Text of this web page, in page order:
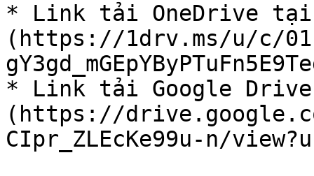
* Link tải OneDrive
(https://1drv.ms/u/c/
* Link tải Google
(https://
CIpr_ZLEcKe99u-n/